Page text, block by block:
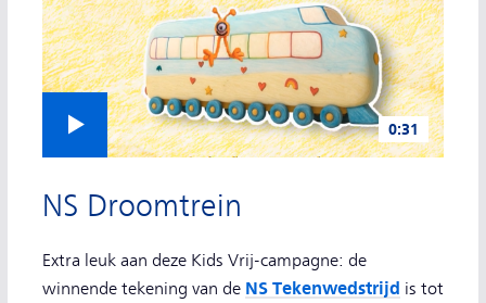
NS Droomtrein
Extra leuk aan deze Kids Vrij-campagne: de
winnende tekening van de NS Tekenwedstrijd is tot
Video afspelen
0:31